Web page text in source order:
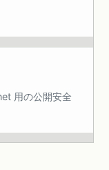
用の公開安全